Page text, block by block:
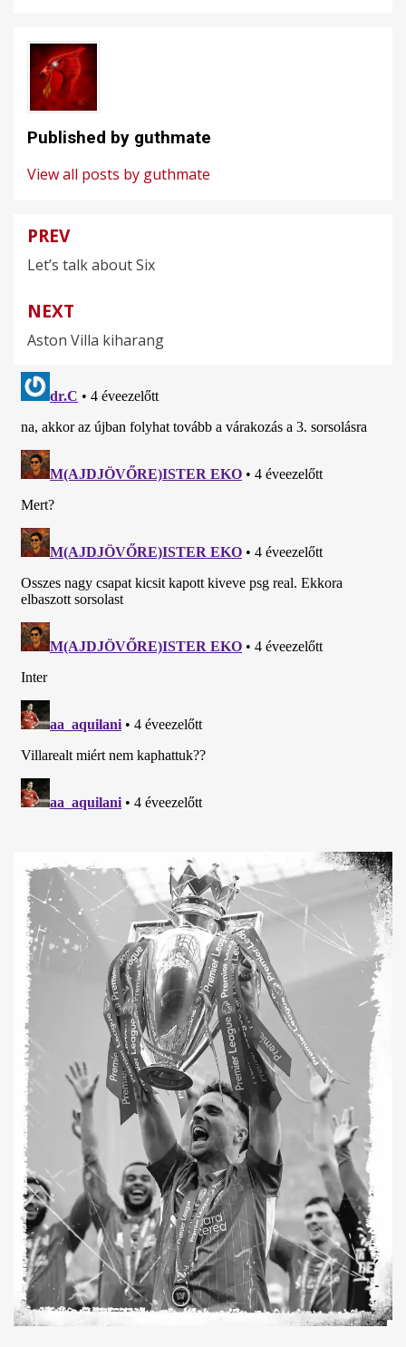
Published by guthmate
View all posts by guthmate
Bejegyzés
navigáció
PREV
Let’s talk about Six
NEXT
Aston Villa kiharang